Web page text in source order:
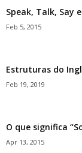
Speak, Talk, Say
Feb 5, 2015
Estruturas do
Feb 19, 2019
O que significa
Apr 13, 2015